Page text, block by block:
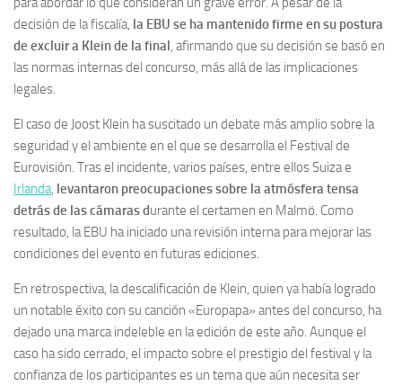
decisión de la fiscalía, la EBU se ha mantenido firme en su postura
de excluir a Klein de la final, afirmando que su decisión se basó en
las normas internas del concurso, más allá de las implicaciones
legales.
El caso de Joost Klein ha suscitado un debate más amplio sobre la
seguridad y el ambiente en el que se desarrolla el Festival de
Eurovisión. Tras el incidente, varios países, entre ellos Suiza e
Irlanda, levantaron preocupaciones sobre la atmósfera tensa
detrás de las cámaras durante el certamen en Malmö. Como
resultado, la EBU ha iniciado una revisión interna para mejorar las
condiciones del evento en futuras ediciones.
En retrospectiva, la descalificación de Klein, quien ya había logrado
un notable éxito con su canción «Europapa» antes del concurso, ha
dejado una marca indeleble en la edición de este año. Aunque el
caso ha sido cerrado, el impacto sobre el prestigio del festival y la
confianza de los participantes es un tema que aún necesita ser